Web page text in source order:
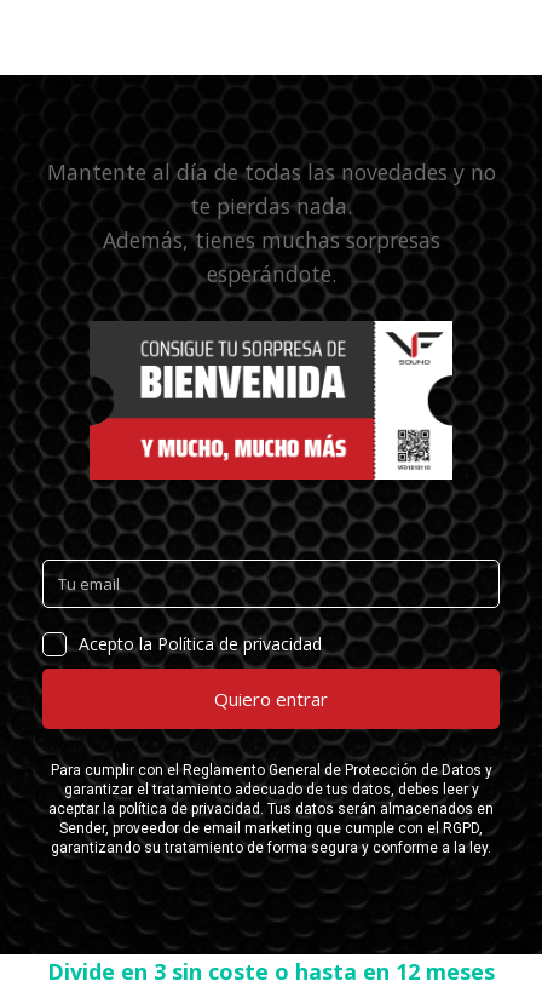
Mantente al día de todas las novedades y no
te pierdas nada.
Además, tienes muchas sorpresas
esperándote.
Divide en 3 sin coste o hasta en 12 meses